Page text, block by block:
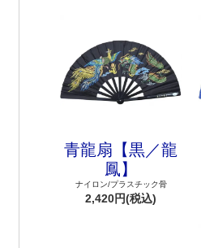
青龍扇【黒／龍
鳳】
ナイロン/プラスチック骨
2,420円(税込)